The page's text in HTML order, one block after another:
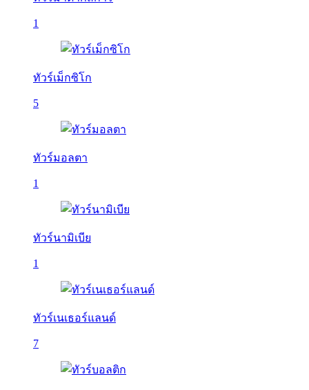
1
ทัวร์เม็กซิโก
5
ทัวร์มอลตา
1
ทัวร์นามิเบีย
1
ทัวร์เนเธอร์แลนด์
7